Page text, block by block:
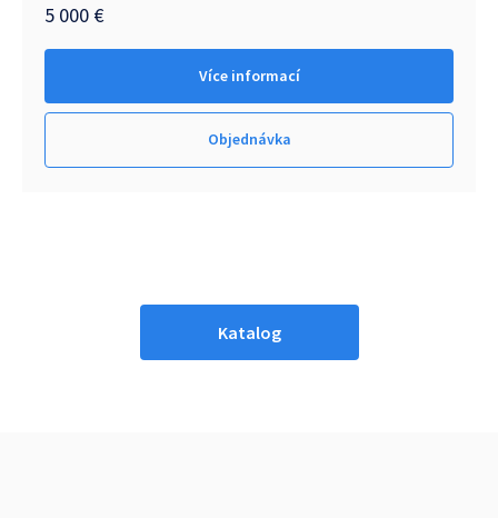
5 000 €
Více informací
Objednávka
Katalog